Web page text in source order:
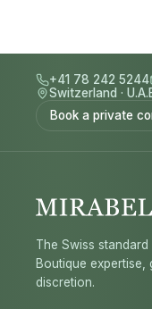
+41 78 242 5244
Switzerland ·
Book a private
The Swiss
Boutique
discretion.